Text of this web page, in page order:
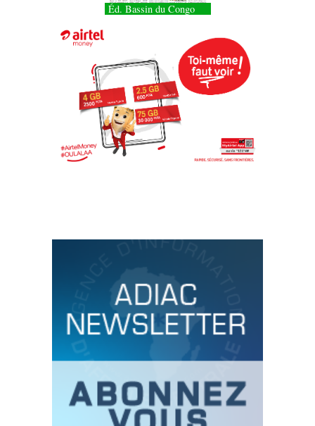
Éd. Bassin du Congo